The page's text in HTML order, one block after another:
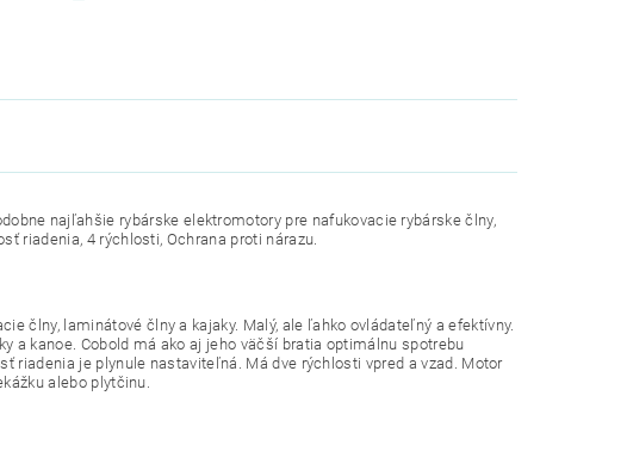
najľahšie rybárske elektromotory pre nafukovacie rybárske člny,
riadenia, 4 rýchlosti, Ochrana proti nárazu.
člny, laminátové člny a kajaky. Malý, ale ľahko ovládateľný a efektívny.
a kanoe. Cobold má ako aj jeho väčší bratia optimálnu spotrebu
riadenia je plynule nastaviteľná. Má dve rýchlosti vpred a vzad. Motor
alebo plytčinu.